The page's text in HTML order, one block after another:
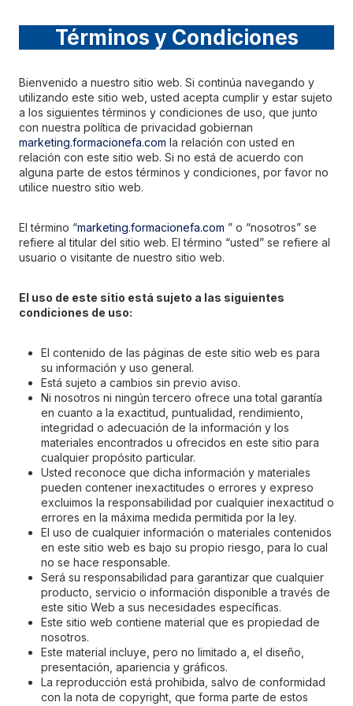
Términos y Condiciones
Bienvenido a nuestro sitio web. Si continúa navegando y
utilizando este sitio web, usted acepta cumplir y estar sujeto
a los siguientes términos y condiciones de uso, que junto
con nuestra política de privacidad gobiernan
marketing.formacionefa.com la relación con usted en
relación con este sitio web. Si no está de acuerdo con
alguna parte de estos términos y condiciones, por favor no
utilice nuestro sitio web.
El término “marketing.formacionefa.com ” o “nosotros” se
refiere al titular del sitio web. El término “usted” se refiere al
usuario o visitante de nuestro sitio web.
El uso de este sitio está sujeto a las siguientes
condiciones de uso:
El contenido de las páginas de este sitio web es para
su información y uso general.
Está sujeto a cambios sin previo aviso.
Ni nosotros ni ningún tercero ofrece una total garantía
en cuanto a la exactitud, puntualidad, rendimiento,
integridad o adecuación de la información y los
materiales encontrados u ofrecidos en este sitio para
cualquier propósito particular.
Usted reconoce que dicha información y materiales
pueden contener inexactitudes o errores y expreso
excluimos la responsabilidad por cualquier inexactitud o
errores en la máxima medida permitida por la ley.
El uso de cualquier información o materiales contenidos
en este sitio web es bajo su propio riesgo, para lo cual
no se hace responsable.
Será su responsabilidad para garantizar que cualquier
producto, servicio o información disponible a través de
este sitio Web a sus necesidades específicas.
Este sitio web contiene material que es propiedad de
nosotros.
Este material incluye, pero no limitado a, el diseño,
presentación, apariencia y gráficos.
La reproducción está prohibida, salvo de conformidad
con la nota de copyright, que forma parte de estos